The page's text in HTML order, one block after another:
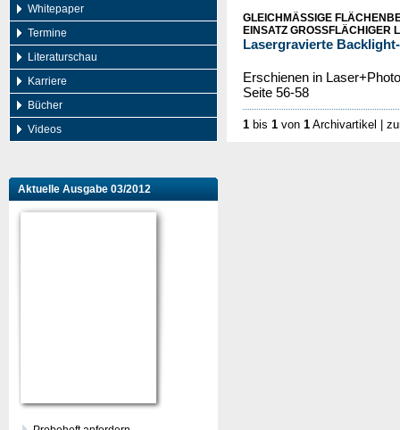
Whitepaper
Termine
Literaturschau
Karriere
Bücher
Videos
Aktuelle Ausgabe 03/2012
GLEICHMÄSSIGE
EINSATZ GROSSFLÄCHIGER
Lasergravierte
Erschienen in
Seite 56-58
1 bis 1 von 1 Archivartikel |